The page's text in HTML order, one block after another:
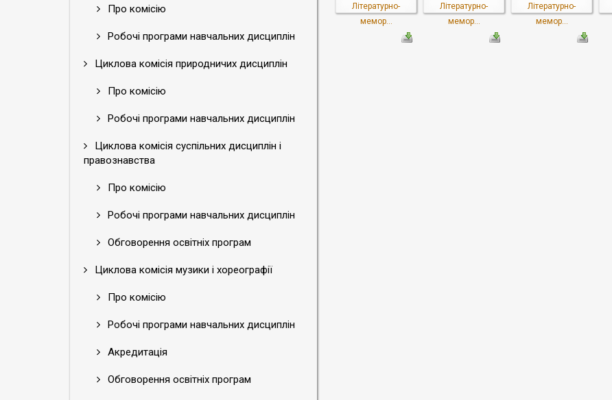
Про комісію
Робочі програми навчальних дисциплін
Циклова комісія природничих дисциплін
Про комісію
Робочі програми навчальних дисциплін
Циклова комісія суспільних дисциплін і
правознавства
Про комісію
Робочі програми навчальних дисциплін
Обговорення освітніх програм
Циклова комісія музики і хореографії
Про комісію
Робочі програми навчальних дисциплін
Акредитація
Обговорення освітніх програм
Літературно-
мемор...
Літературно-
мемор...
Літературно-
мемор...